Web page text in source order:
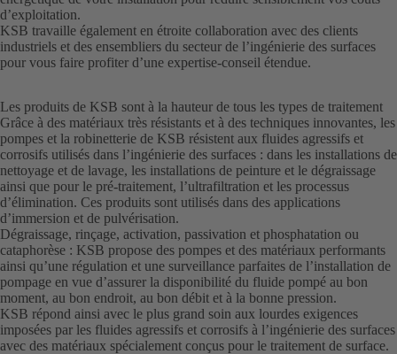
d’exploitation.
KSB travaille également en étroite collaboration avec des clients
industriels et des ensembliers du secteur de l’ingénierie des surfaces
pour vous faire profiter d’une expertise-conseil étendue.
Les produits de KSB sont à la hauteur de tous les types de traitement
Grâce à des matériaux très résistants et à des techniques innovantes, les
pompes et la robinetterie de KSB résistent aux fluides agressifs et
corrosifs utilisés dans l’ingénierie des surfaces : dans les installations de
nettoyage et de lavage, les installations de peinture et le dégraissage
ainsi que pour le pré-traitement, l’ultrafiltration et les processus
d’élimination. Ces produits sont utilisés dans des applications
d’immersion et de pulvérisation.
Dégraissage, rinçage, activation, passivation et phosphatation ou
cataphorèse : KSB propose des pompes et des matériaux performants
ainsi qu’une régulation et une surveillance parfaites de l’installation de
pompage en vue d’assurer la disponibilité du fluide pompé au bon
moment, au bon endroit, au bon débit et à la bonne pression.
KSB répond ainsi avec le plus grand soin aux lourdes exigences
imposées par les fluides agressifs et corrosifs à l’ingénierie des surfaces
avec des matériaux spécialement conçus pour le traitement de surface.